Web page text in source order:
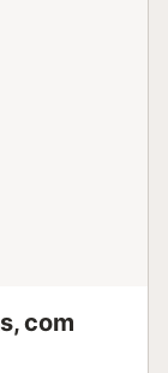
com